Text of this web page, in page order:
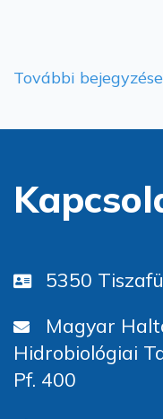
További
5350
Magyar
Hidrobiológiai
Pf. 400